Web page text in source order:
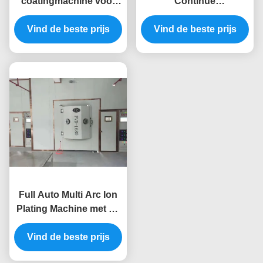
massaproductie met
vacuümkamer van
roestvrij staal
Vind de beste prijs
Coatingmachine met
Volledige Automatische
Besturing voor Anti-
Vind de beste prijs
Full Auto Multi Arc Ion
Plating Machine met op
maat gemaakte
vacuümkamer en anti-
vleklaag voor luxe
Vind de beste prijs